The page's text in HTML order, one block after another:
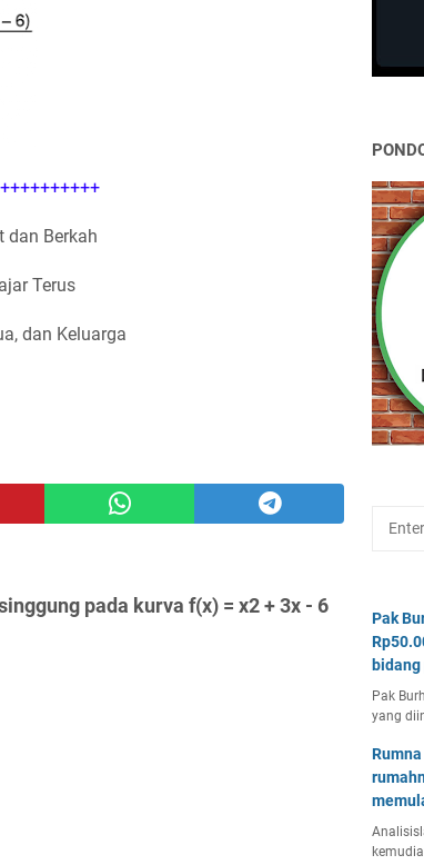
dan Berkah
Terus
dan Keluarga
pada kurva f(x) = x2 + 3x - 6
Pak
Pak
yang